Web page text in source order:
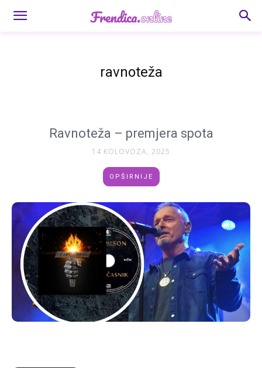
ravnoteža
Ravnoteža – premjera spota
14 KOLOVOZA, 2025
OPŠIRNIJE